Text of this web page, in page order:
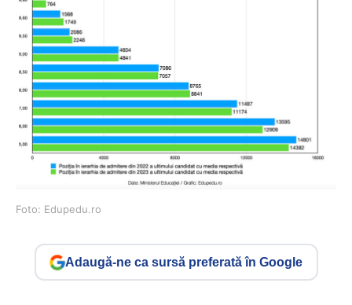
Foto: Edupedu.ro
Adaugă-ne ca sursă preferată în Google